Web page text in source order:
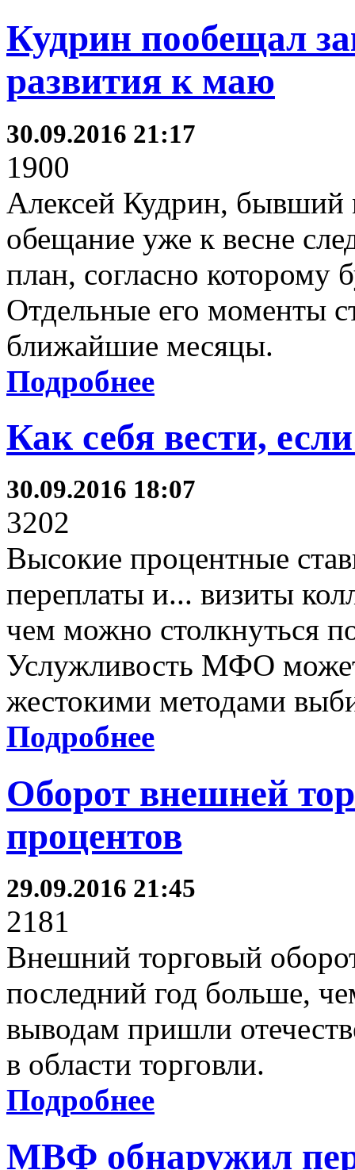
Кудрин пообещал
развития к маю
30.09.2016 21:17
1900
Алексей Кудрин, бывший
обещание уже к весне
план, согласно которому
Отдельные его моменты
ближайшие месяцы.
Подробнее
Как себя вести,
30.09.2016 18:07
3202
Высокие процентные
переплаты и... визиты
чем можно столкнуться
Услужливость МФО
жестокими методами
Подробнее
Оборот внешней
процентов
29.09.2016 21:45
2181
Внешний торговый
последний год больше,
выводам пришли
в области торговли.
Подробнее
МВФ обнаружил